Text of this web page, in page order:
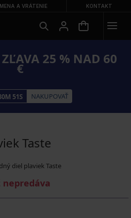
A VRÁTENIE KONTAKT
25 % NAD 60
€
M 50S NAKUPOVAŤ
Taste